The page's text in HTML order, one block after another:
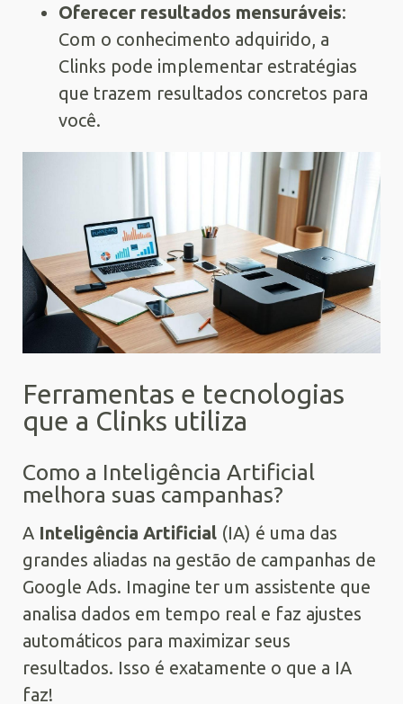
Oferecer resultados mensuráveis:
Com o conhecimento adquirido, a
Clinks pode implementar estratégias
que trazem resultados concretos para
você.
Ferramentas e tecnologias
que a Clinks utiliza
Como a Inteligência Artificial
melhora suas campanhas?
A Inteligência Artificial (IA) é uma das
grandes aliadas na gestão de campanhas de
Google Ads. Imagine ter um assistente que
analisa dados em tempo real e faz ajustes
automáticos para maximizar seus
resultados. Isso é exatamente o que a IA
faz!